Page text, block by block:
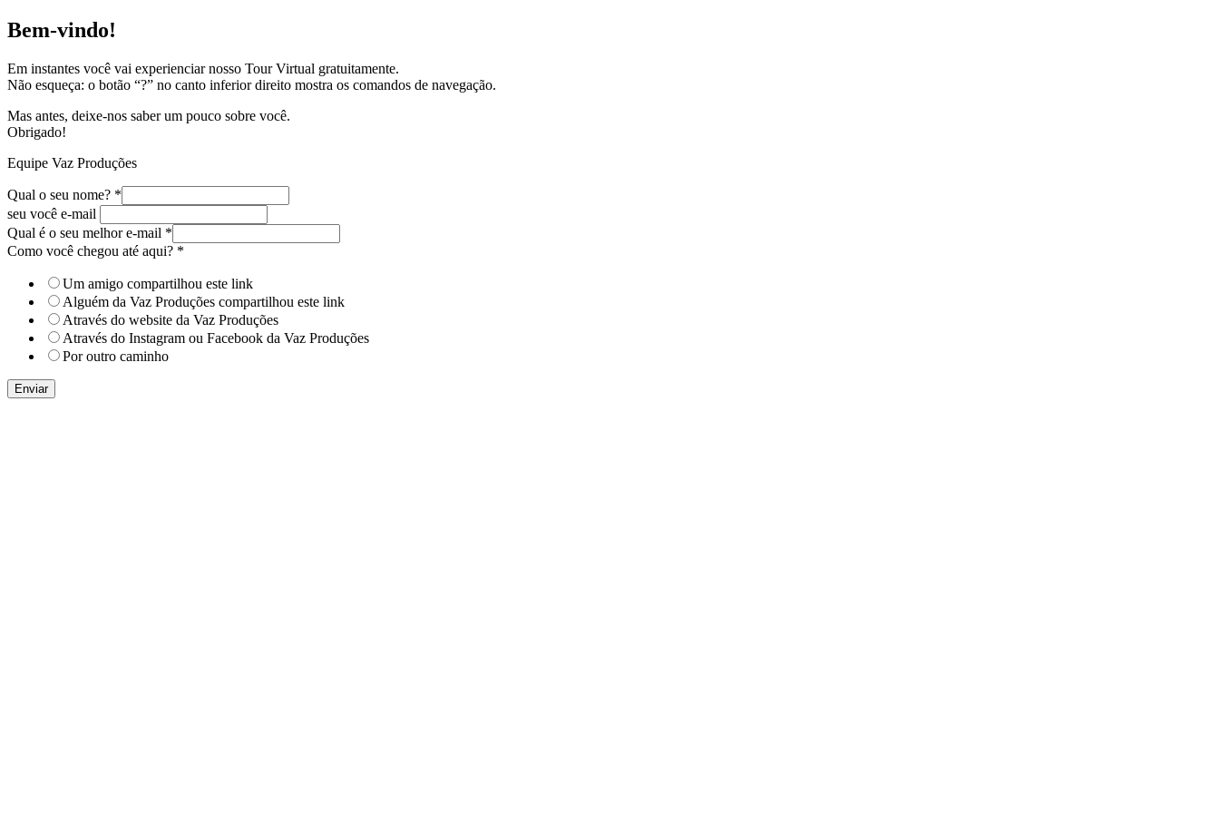
Bem-vindo!
Em instantes você vai experienciar nosso Tour Virtual gratuitamente.
Não esqueça: o botão “?” no canto inferior direito mostra os comandos de navegação.
Mas antes, deixe-nos saber um pouco sobre você.
Obrigado!
Equipe Vaz Produções
Qual o seu nome? *
seu você e-mail
Qual é o seu melhor e-mail *
Como você chegou até aqui? *
Um amigo compartilhou este link
Alguém da Vaz Produções compartilhou este link
Através do website da Vaz Produções
Através do Instagram ou Facebook da Vaz Produções
Por outro caminho
Enviar